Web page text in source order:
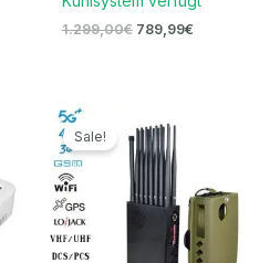
1.299,00€ 789,99€
Sale!
Preis
war:
1.599,00€